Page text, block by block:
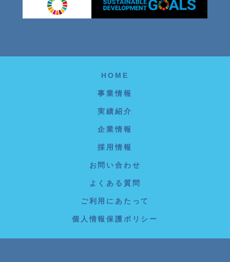
HOME
事業情報
実績紹介
企業情報
採用情報
お問い合わせ
よくある質問
ご利用にあたって
個人情報保護ポリシー